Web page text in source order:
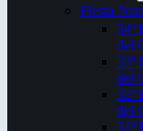
Fiesta
34ª
del
33ª
del
32ª
del
31ª